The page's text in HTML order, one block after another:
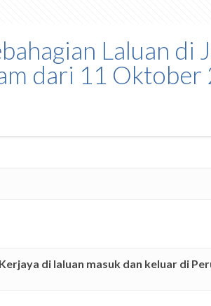
Laluan di
dari 11 Oktober
di laluan masuk dan keluar di